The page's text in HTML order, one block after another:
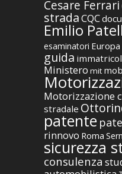
Cesare Ferrari
stradaCQC
Emilio
esaminatori Europa
guida
Ministero mit
Motorizzazione
stradale
patente
rinnovo Roma
sicurezza
consulenza